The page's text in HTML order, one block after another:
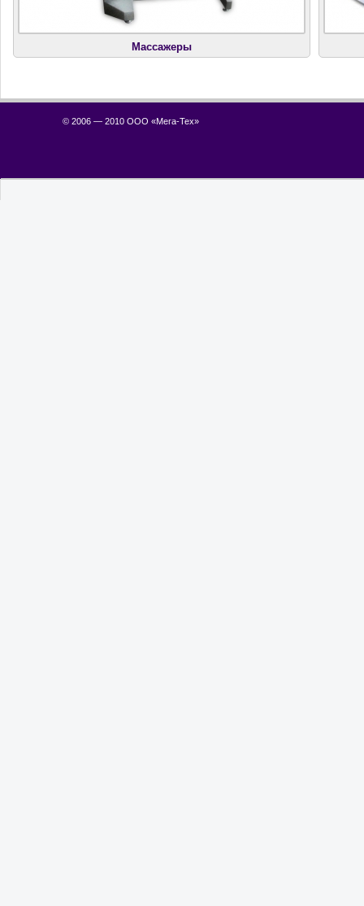
Массажеры
© 2006 — 2010 ООО «Мега-Тех»